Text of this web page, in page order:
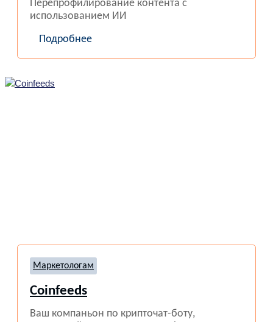
Перепрофилирование контента с
использованием ИИ
Подробнее
Маркетологам
Coinfeeds
Ваш компаньон по крипточат-боту,